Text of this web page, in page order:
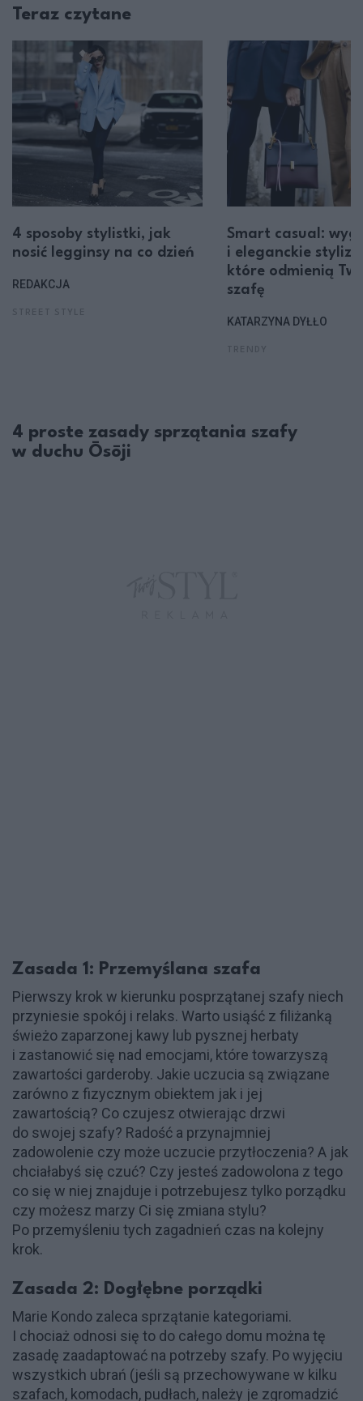
Teraz czytane
4 sposoby stylistki, jak
nosić legginsy na co dzień
REDAKCJA
Smart casual:
i eleganckie
które odmienią
szafę
KATARZYNA DYŁŁO
4 proste zasady sprzątania szafy
w duchu Ōsōji
Zasada 1: Przemyślana szafa
Pierwszy krok w kierunku posprzątanej szafy niech
przyniesie spokój i relaks. Warto usiąść z filiżanką
świeżo zaparzonej kawy lub pysznej herbaty
i zastanowić się nad emocjami, które towarzyszą
zawartości garderoby. Jakie uczucia są związane
zarówno z fizycznym obiektem jak i jej
zawartością? Co czujesz otwierając drzwi
do swojej szafy? Radość a przynajmniej
zadowolenie czy może uczucie przytłoczenia? A jak
chciałabyś się czuć? Czy jesteś zadowolona z tego
co się w niej znajduje i potrzebujesz tylko porządku
czy możesz marzy Ci się zmiana stylu?
Po przemyśleniu tych zagadnień czas na kolejny
krok.
Zasada 2: Dogłębne porządki
Marie Kondo zaleca sprzątanie kategoriami.
I chociaż odnosi się to do całego domu można tę
zasadę zaadaptować na potrzeby szafy. Po wyjęciu
wszystkich ubrań (jeśli są przechowywane w kilku
szafach, komodach, pudłach, należy je zgromadzić